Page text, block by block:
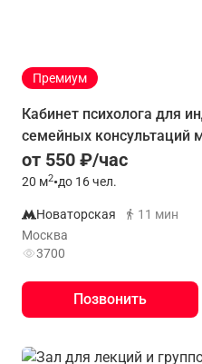
Премиум
Кабинет психолога для
семейных консультаций
от 550 ₽/час
20 м2•до 16 чел.
Новаторская
11 мин
Москва
3700
Позвонить